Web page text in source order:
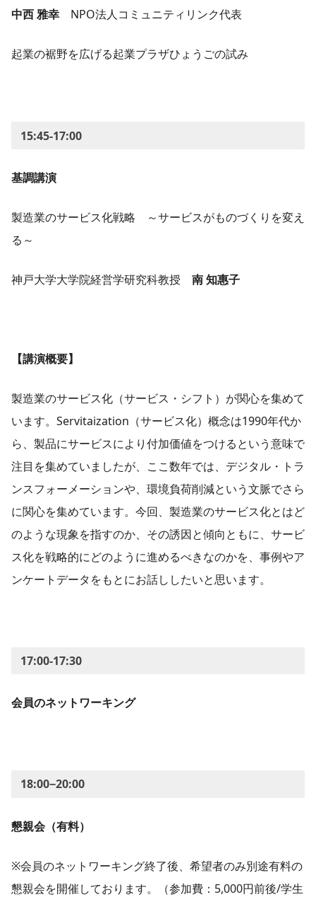
中西 雅幸 NPO法人コミュニティリンク代表
起業の裾野を広げる起業プラザひょうごの試み
15:45-17:00
基調講演
製造業のサービス化戦略 ～サービスがものづくりを変え
る～
神戸大学大学院経営学研究科教授 南 知惠子
【講演概要】
製造業のサービス化（サービス・シフト）が関心を集めて
います。Servitaization（サービス化）概念は1990年代か
ら、製品にサービスにより付加価値をつけるという意味で
注目を集めていましたが、ここ数年では、デジタル・トラ
ンスフォーメーションや、環境負荷削減という文脈でさら
に関心を集めています。今回、製造業のサービス化とはど
のような現象を指すのか、その誘因と傾向ともに、サービ
ス化を戦略的にどのように進めるべきなのかを、事例やア
ンケートデータをもとにお話ししたいと思います。
17:00-17:30
会員のネットワーキング
18:00−20:00
懇親会（有料）
※会員のネットワーキング終了後、希望者のみ別途有料の
懇親会を開催しております。（参加費：5,000円前後/学生